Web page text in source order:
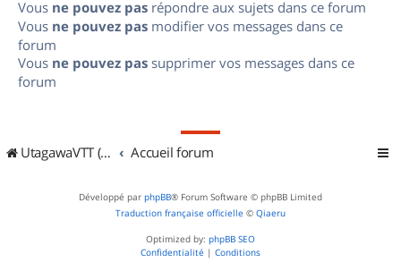
Vous ne pouvez pas répondre aux sujets dans ce forum
Vous ne pouvez pas modifier vos messages dans ce
forum
Vous ne pouvez pas supprimer vos messages dans ce
forum
UtagawaVTT (Randos VTT et VTTAE avec traces GPS) Accueil forum
Développé par phpBB® Forum Software © phpBB Limited
Traduction française officielle © Qiaeru
Optimized by: phpBB SEO
Confidentialité | Conditions